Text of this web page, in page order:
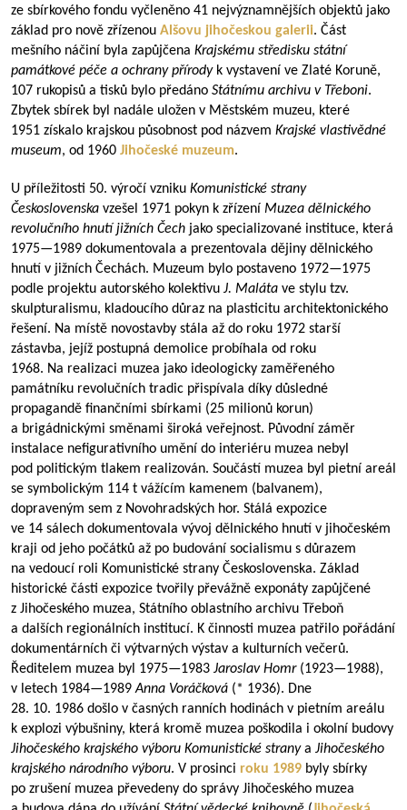
ze sbírkového fondu vyčleněno 41 nejvýznamnějších objektů jako
základ pro nově zřízenou Alšovu jihočeskou galerii. Část
mešního náčiní byla zapůjčena Krajskému středisku státní
památkové péče a ochrany přírody k vystavení ve Zlaté Koruně,
107 rukopisů a tisků bylo předáno Státnímu archivu v Třeboni.
Zbytek sbírek byl nadále uložen v Městském muzeu, které
1951 získalo krajskou působnost pod názvem Krajské vlastivědné
museum, od 1960 Jihočeské muzeum.
U příležitosti 50. výročí vzniku Komunistické strany
Československa vzešel 1971 pokyn k zřízení Muzea dělnického
revolučního hnutí jižních Čech jako specializované instituce, která
1975—1989 dokumentovala a prezentovala dějiny dělnického
hnutí v jižních Čechách. Muzeum bylo postaveno 1972—1975
podle projektu autorského kolektivu J. Maláta ve stylu tzv.
skulpturalismu, kladoucího důraz na plasticitu architektonického
řešení. Na místě novostavby stála až do roku 1972 starší
zástavba, jejíž postupná demolice probíhala od roku
1968. Na realizaci muzea jako ideologicky zaměřeného
památníku revolučních tradic přispívala díky důsledné
propagandě finančními sbírkami (25 milionů korun)
a brigádnickými směnami široká veřejnost. Původní záměr
instalace nefigurativního umění do interiéru muzea nebyl
pod politickým tlakem realizován. Součástí muzea byl pietní areál
se symbolickým 114 t vážícím kamenem (balvanem),
dopraveným sem z Novohradských hor. Stálá expozice
ve 14 sálech dokumentovala vývoj dělnického hnutí v jihočeském
kraji od jeho počátků až po budování socialismu s důrazem
na vedoucí roli Komunistické strany Československa. Základ
historické části expozice tvořily převážně exponáty zapůjčené
z Jihočeského muzea, Státního oblastního archivu Třeboň
a dalších regionálních institucí. K činnosti muzea patřilo pořádání
dokumentárních či výtvarných výstav a kulturních večerů.
Ředitelem muzea byl 1975—1983 Jaroslav Homr (1923—1988),
v letech 1984—1989 Anna Voráčková (* 1936). Dne
28. 10. 1986 došlo v časných ranních hodinách v pietním areálu
k explozi výbušniny, která kromě muzea poškodila i okolní budovy
Jihočeského krajského výboru Komunistické stranya Jihočeského
krajského národního výboru. V prosinci roku 1989 byly sbírky
po zrušení muzea převedeny do správy Jihočeského muzea